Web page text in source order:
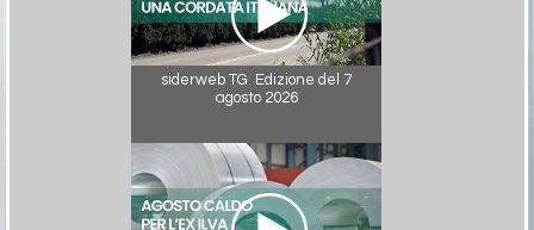
siderweb TG. Edizione del 7
agosto 2026